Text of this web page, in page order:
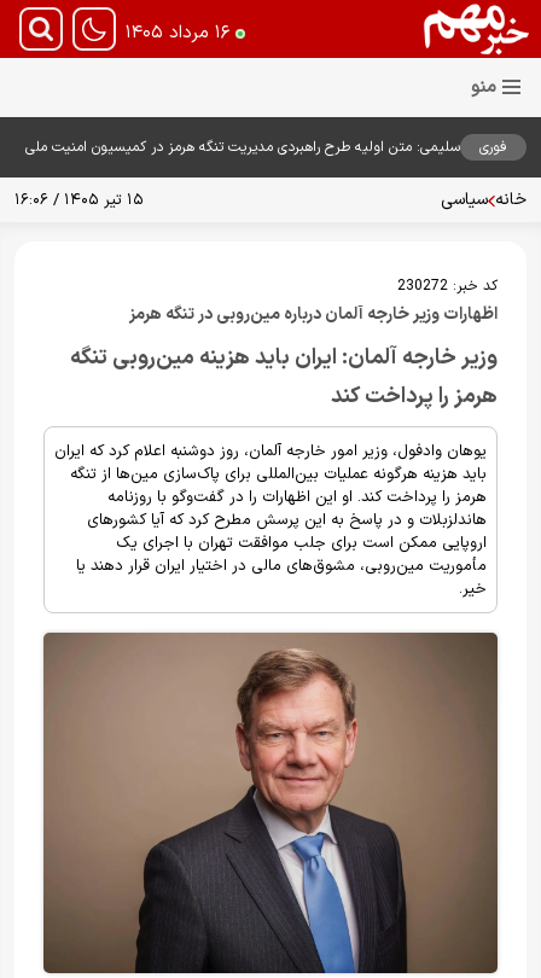
۱۶ مرداد ۱۴۰۵
فوری
سلیمی: متن اولیه طرح راهبردی مدیریت تنگه هرمز در کمیسیون امنیت ملی
خانه سیاسی ۱۵ تیر ۱۴۰۵ / ۱۶:۰۶
کد خبر: 230272
اظهارات وزیر خارجه آلمان درباره مین‌روبی در تنگه هرمز
وزیر خارجه آلمان: ایران باید هزینه مین‌روبی تنگه
هرمز را پرداخت کند
یوهان وادفول، وزیر امور خارجه آلمان، روز دوشنبه اعلام کرد که ایران
باید هزینه هرگونه عملیات بین‌المللی برای پاک‌سازی مین‌ها از تنگه
هرمز را پرداخت کند. او این اظهارات را در گفت‌وگو با روزنامه
هاندلزبلات و در پاسخ به این پرسش مطرح کرد که آیا کشورهای
اروپایی ممکن است برای جلب موافقت تهران با اجرای یک
مأموریت مین‌روبی، مشوق‌های مالی در اختیار ایران قرار دهند یا
خیر.